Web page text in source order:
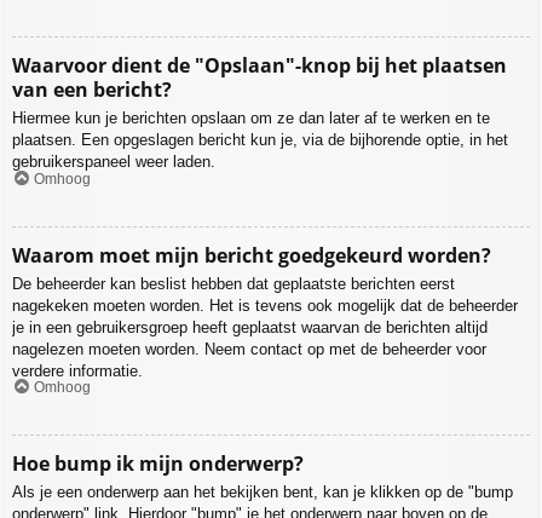
Waarvoor dient de "Opslaan"-knop bij het plaatsen
van een bericht?
Hiermee kun je berichten opslaan om ze dan later af te werken en te
plaatsen. Een opgeslagen bericht kun je, via de bijhorende optie, in het
gebruikerspaneel weer laden.
Omhoog
Waarom moet mijn bericht goedgekeurd worden?
De beheerder kan beslist hebben dat geplaatste berichten eerst
nagekeken moeten worden. Het is tevens ook mogelijk dat de beheerder
je in een gebruikersgroep heeft geplaatst waarvan de berichten altijd
nagelezen moeten worden. Neem contact op met de beheerder voor
verdere informatie.
Omhoog
Hoe bump ik mijn onderwerp?
Als je een onderwerp aan het bekijken bent, kan je klikken op de "bump
onderwerp" link. Hierdoor "bump" je het onderwerp naar boven op de